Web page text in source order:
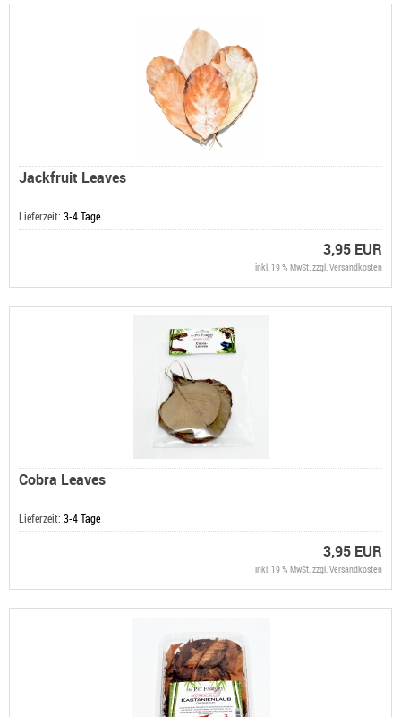
Jackfruit Leaves
Lieferzeit: 3-4 Tage
3,95 EUR
inkl. 19 % MwSt. zzgl.Versandkosten
Cobra Leaves
Lieferzeit: 3-4 Tage
3,95 EUR
inkl. 19 % MwSt. zzgl.Versandkosten